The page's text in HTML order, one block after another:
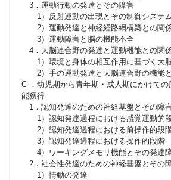
3．運動行動の発達とその障害
1）反射運動の出現とその制御システ
2）運動発達と神経経路網構築との関
3）運動障害と脳の機能不全
4．大脳連合野の発達と運動機能との関
1）環境と身体の相互作用に基づく大
2）手の運動発達と大脳連合野の機能
C ．幼児期から青年期・成人期にかけて
能獲得
1．認知発達のための神経基盤とその障
1）認知発達過程における感覚運動的
2）認知発達過程における前操作的段
3）認知発達過程における操作的段階
4）ワーキングメモリ機能とその発達
2．社会性発達のための神経基盤とその
1）情動の発達